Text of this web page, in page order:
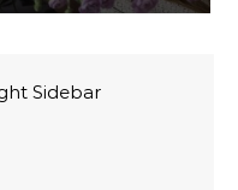
Sidebar